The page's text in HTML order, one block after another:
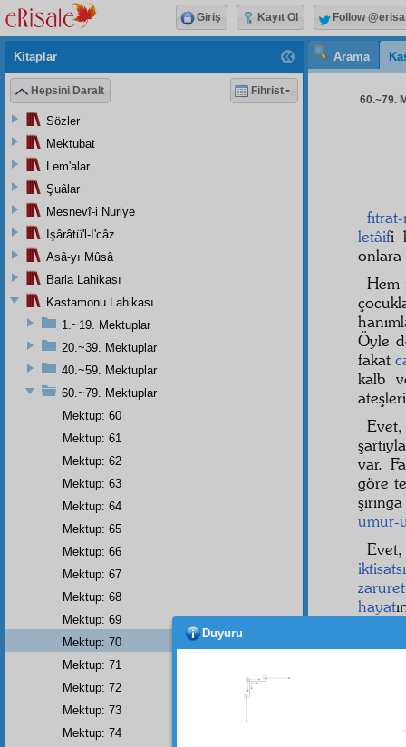
Arama
60.~79.
letâifi
onlara
Hem
Öyle
fakat
kalb
var.
göre
umur-
hayat
Kitaplar
Hepsini Daralt Fihrist
Sözler
Mektubat
Lem'alar
Şuâlar
Mesnevî-i Nuriye
İşârâtü'l-İ'câz
Asâ-yı Mûsâ
Barla Lahikası
Kastamonu Lahikası
1.~19. Mektuplar
20.~39. Mektuplar
40.~59. Mektuplar
60.~79. Mektuplar
Mektup: 60
Mektup: 61
Mektup: 62
Mektup: 63
Mektup: 64
Mektup: 65
Mektup: 66
Mektup: 67
Mektup: 68
Mektup: 69
Mektup: 70
Mektup: 71
Mektup: 72
Mektup: 73
Mektup: 74
Giriş Kayıt Ol Follow
Duyuru